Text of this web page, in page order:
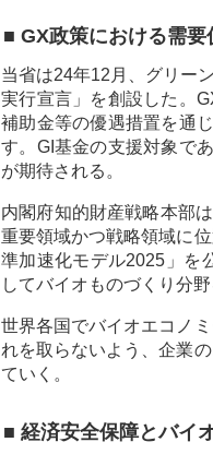
■ GX政策における需
当省は24年12月、グリー
実行宣言」を創設した。
補助金等の優遇措置を通
す。GI基金の支援対象で
が期待される。
内閣府知的財産戦略本部
重要領域かつ戦略領域に
準加速化モデル2025」を
してバイオものづくり分野
世界各国でバイオエコノ
れを取らないよう、企業
ていく。
■ 経済安全保障とバイ